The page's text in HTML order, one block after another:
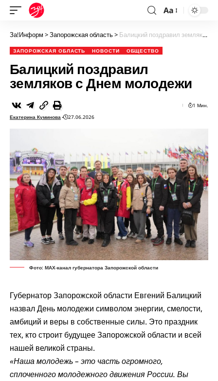
Aa
За!Информ >Запорожская область> Балицкий поздравил земляков с Днем молодежи
ЗАПОРОЖСКАЯ ОБЛАСТЬ НОВОСТИ ОБЩЕСТВО
Балицкий поздравил
земляков с Днем молодежи
Екатерина Куминова 27.06.2026
1 Мин.
Фото: МАХ-канал губернатора Запорожской области
Губернатор Запорожской области Евгений Балицкий
назвалДень молодежи символом энергии, смелости,
амбиций и веры в собственные силы. Это праздник
тех, кто строит будущее Запорожской области и всей
нашей великой страны.
«Наша молодежь – это часть огромного,
сплоченного молодежного движения России. Вы